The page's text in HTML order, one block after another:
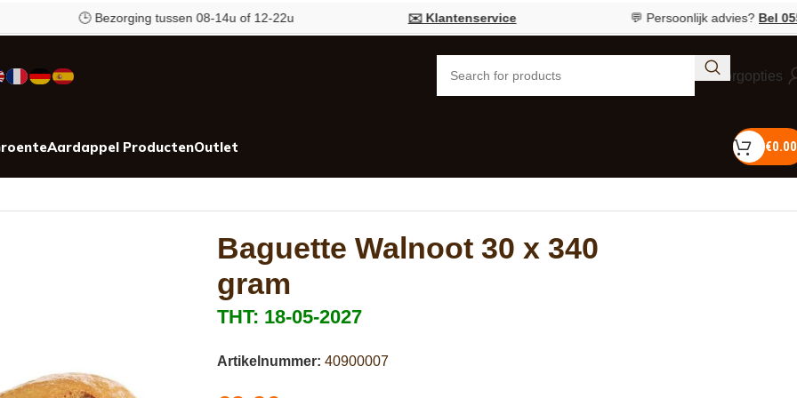
🕒 Bezorging tussen 08-14u of 12-22u ✉️ Klantenservice 💬 Persoonlijk advies?Bel 055 726
Bezorgopties
Aardappel ProductenOutlet €0.00
Baguette Walnoot 30 x 340
gram
THT: 18-05-2027
Artikelnummer: 40900007